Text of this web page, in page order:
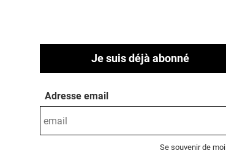
Je suis déjà abonné
Adresse email
Se souvenir de moi